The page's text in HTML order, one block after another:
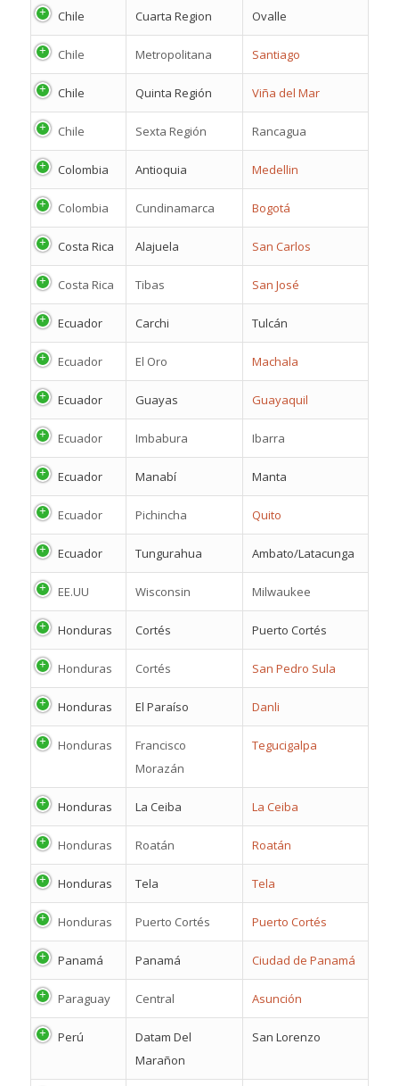
Chile Cuarta Region Ovalle
Chile Metropolitana Santiago
Chile Quinta Región Viña del Mar
Chile Sexta Región Rancagua
Colombia Antioquia Medellin
Colombia Cundinamarca Bogotá
Costa Rica Alajuela San Carlos
Costa Rica Tibas San José
Ecuador Carchi Tulcán
Ecuador El Oro Machala
Ecuador Guayas Guayaquil
Ecuador Imbabura Ibarra
Ecuador Manabí Manta
Ecuador Pichincha Quito
Ecuador Tungurahua Ambato/Latacunga
EE.UU Wisconsin Milwaukee
Honduras Cortés Puerto Cortés
Honduras Cortés San Pedro Sula
Honduras El Paraíso Danli
Honduras
Francisco
Morazán
Tegucigalpa
Honduras La Ceiba La Ceiba
Honduras Roatán Roatán
Honduras Tela Tela
Honduras Puerto Cortés Puerto Cortés
Panamá Panamá Ciudad de Panamá
Paraguay Central Asunción
Perú
Datam Del
Marañon
San Lorenzo